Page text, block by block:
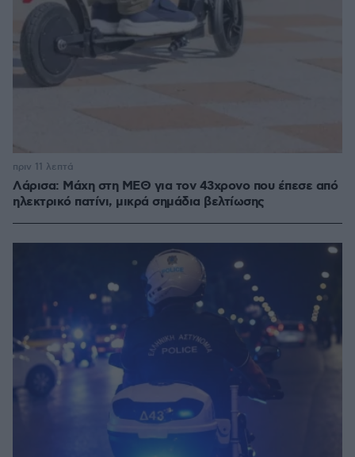
Λάρισα: Μάχη στη ΜΕΘ για τον 43χρονο που έπεσε από
ηλεκτρικό πατίνι, μικρά σημάδια βελτίωσης
πριν 11 λεπτά